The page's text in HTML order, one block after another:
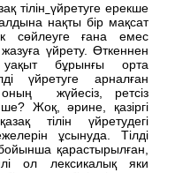
тілін үйретуге ерекше
нақты бір мақсат
сөйлеуге ғана емес
үйрету. Өткеннен
бұрынғы орта
үйретуге арналған
жүйесіз, ретсіз
Жоқ, әрине, қазіргі
тілін үйретудегі
ұсынуда. Тілді
қарастырылған,
ол лексикалық яки